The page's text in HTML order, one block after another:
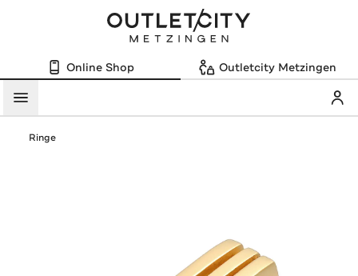
Online Shop Outletcity Metzingen
Menü
Ringe